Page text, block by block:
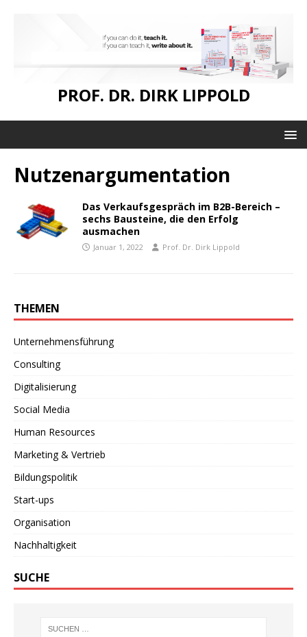
PROF. DR. DIRK LIPPOLD
Nutzenargumentation
Das Verkaufsgespräch im B2B-Bereich –
sechs Bausteine, die den Erfolg
ausmachen
Januar 1, 2022 Prof. Dr. Dirk Lippold
THEMEN
Unternehmensführung
Consulting
Digitalisierung
Social Media
Human Resources
Marketing & Vertrieb
Bildungspolitik
Start-ups
Organisation
Nachhaltigkeit
SUCHE